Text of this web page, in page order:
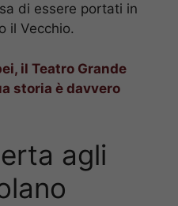
di essere portati in
il Vecchio.
il Teatro Grande
storia è davvero
agli